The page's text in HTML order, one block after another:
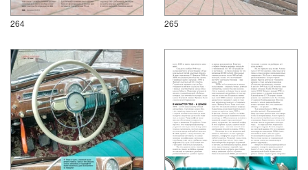
264 265